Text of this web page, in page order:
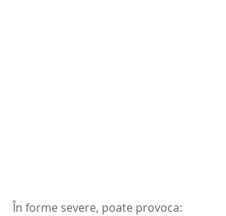
În forme severe, poate provoca: